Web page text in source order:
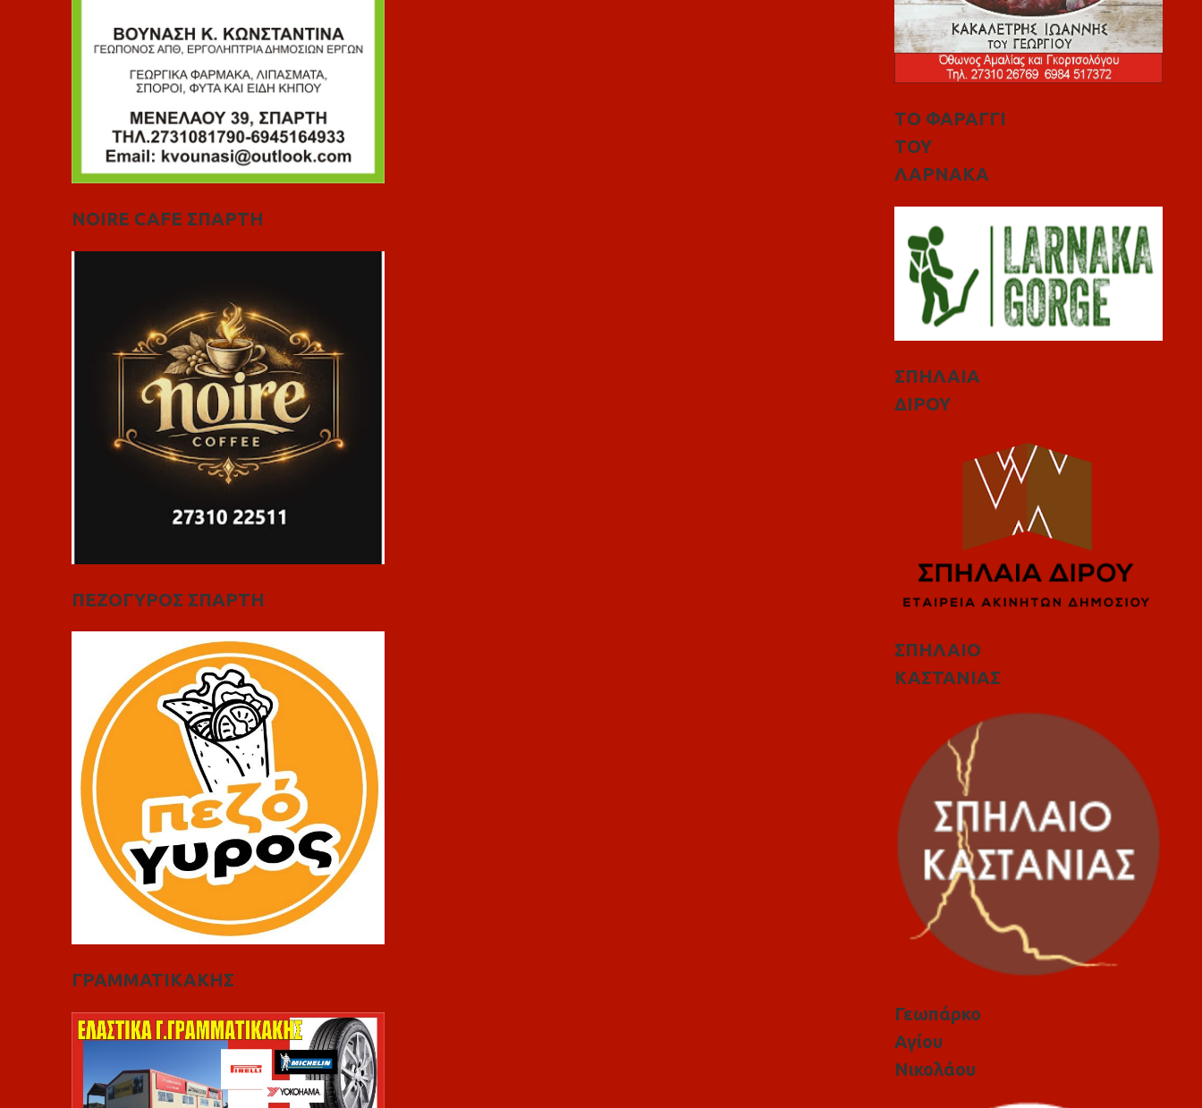
NOIRE CAFE ΣΠΑΡΤΗ
ΠΕΖΟΓΥΡΟΣ ΣΠΑΡΤΗ
ΓΡΑΜΜΑΤΙΚΑΚΗΣ
ΤΟ ΦΑΡΑΓΓΙ
ΤΟΥ
ΛΑΡΝΑΚΑ
ΣΠΗΛΑΙΑ
ΔΙΡΟΥ
ΣΠΗΛΑΙΟ
ΚΑΣΤΑΝΙΑΣ
Γεωπάρκο
Αγίου
Νικολάου